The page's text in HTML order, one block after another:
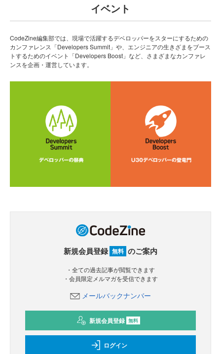
イベント
CodeZine編集部では、現場で活躍するデベロッパーをスターにするための
カンファレンス「Developers Summit」や、エンジニアの生きざまをブース
トするためのイベント「Developers Boost」など、さまざまなカンファレ
ンスを企画・運営しています。
新規会員登録 無料 のご案内
・全ての過去記事が閲覧できます
・会員限定メルマガを受信できます
メールバックナンバー
新規会員登録 無料
ログイン